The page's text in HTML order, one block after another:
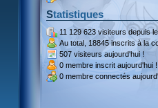
Statistiques
11 129 623 visiteursdepuis
Au total, 18845 inscritsà la
507 visiteurs aujourd'hui !
0 membre inscrit aujourd'hui !
0 membre connectés